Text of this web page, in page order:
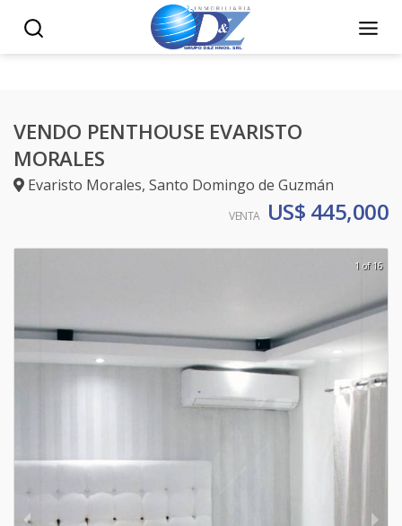
VENDO PENTHOUSE EVARISTO
MORALES
Evaristo Morales, Santo Domingo de Guzmán
VENTA US$ 445,000
1 of 16